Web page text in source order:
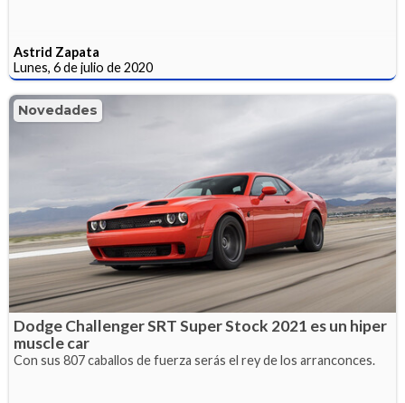
Astrid Zapata
Lunes, 6 de julio de 2020
Novedades
Dodge Challenger SRT Super Stock 2021 es un hiper
muscle car
Con sus 807 caballos de fuerza serás el rey de los arranconces.